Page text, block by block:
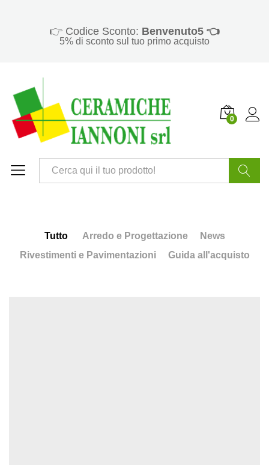
👉 Codice Sconto: Benvenuto5 👈
5% di sconto sul tuo primo acquisto
0
Tutto Arredo e Progettazione
News
Rivestimenti e Pavimentazioni
Guida all'acquisto